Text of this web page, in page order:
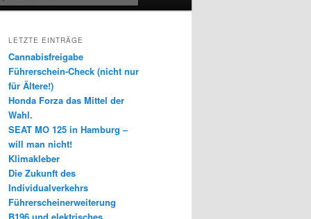
LETZTE EINTRÄGE
Cannabisfreigabe
Führerschein-Check (nicht nur
für Ältere!)
Honda Forza das Mittel der
Wahl.
SEAT MO 125 in Hamburg –
will man nicht!
Klimakleber
Die Zukunft des
Individualverkehrs
Führerscheinerweiterung